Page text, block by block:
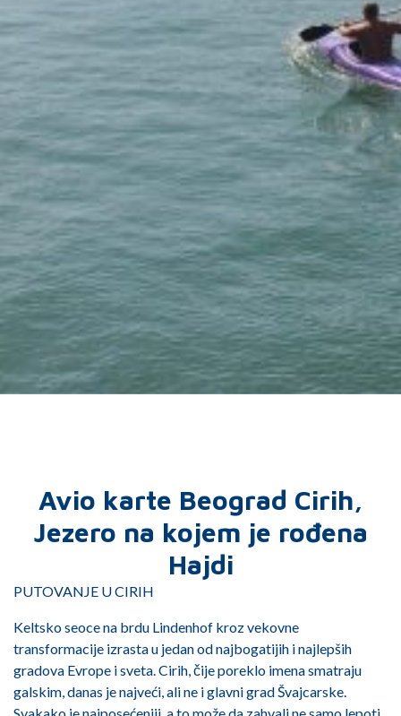
Avio karte Beograd Cirih,
Jezero na kojem je rođena
Hajdi
PUTOVANJE U CIRIH
Keltsko seoce na brdu Lindenhof kroz vekovne
transformacije izrasta u jedan od najbogatijih i najlepših
gradova Evrope i sveta. Cirih, čije poreklo imena smatraju
galskim, danas je najveći, ali ne i glavni grad Švajcarske.